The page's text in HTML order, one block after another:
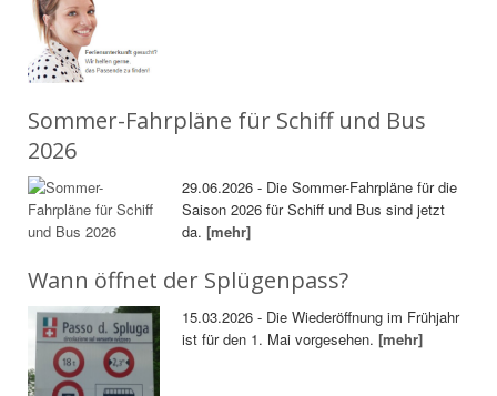
Sommer-Fahrpläne für Schiff und Bus
2026
29.06.2026 - Die Sommer-Fahrpläne für die
Saison 2026 für Schiff und Bus sind jetzt
da.[mehr]
Wann öffnet der Splügenpass?
15.03.2026 - Die Wiederöffnung im Frühjahr
ist für den 1. Mai vorgesehen.[mehr]